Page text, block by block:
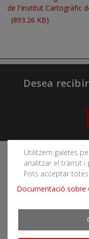
de l'Institut Cartogràfic
(893.26 KB)
Utilitzem galetes
analitzar el trànsit
Pots acceptar
Documentació sobre
Desea
Sigue las redes
Puede